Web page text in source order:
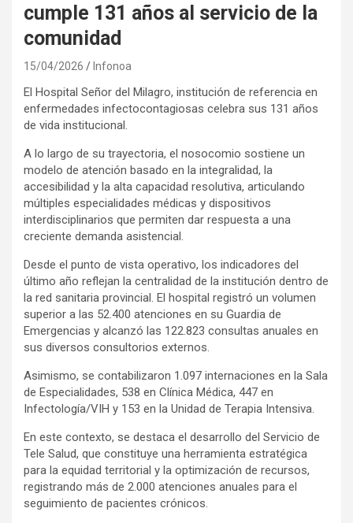
cumple 131 años al servicio de la
comunidad
15/04/2026 Infonoa
El Hospital Señor del Milagro, institución de referencia en
enfermedades infectocontagiosas celebra sus 131 años
de vida institucional.
A lo largo de su trayectoria, el nosocomio sostiene un
modelo de atención basado en la integralidad, la
accesibilidad y la alta capacidad resolutiva, articulando
múltiples especialidades médicas y dispositivos
interdisciplinarios que permiten dar respuesta a una
creciente demanda asistencial.
Desde el punto de vista operativo, los indicadores del
último año reflejan la centralidad de la institución dentro de
la red sanitaria provincial. El hospital registró un volumen
superior a las 52.400 atenciones en su Guardia de
Emergencias y alcanzó las 122.823 consultas anuales en
sus diversos consultorios externos.
Asimismo, se contabilizaron 1.097 internaciones en la Sala
de Especialidades, 538 en Clínica Médica, 447 en
Infectología/VIH y 153 en la Unidad de Terapia Intensiva.
En este contexto, se destaca el desarrollo del Servicio de
Tele Salud, que constituye una herramienta estratégica
para la equidad territorial y la optimización de recursos,
registrando más de 2.000 atenciones anuales para el
seguimiento de pacientes crónicos.